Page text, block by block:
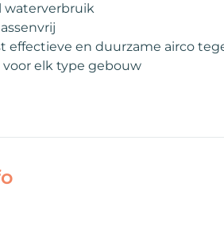
waterverbruik
effectieve en duurzame airco
voor elk type gebouw